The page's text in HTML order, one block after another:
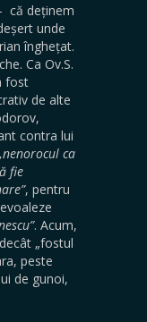
că deținem
unde
înghețat.
Ca Ov.S.
fost
de alte
contra lui
ca
fie
, pentru
. Acum,
„fostul
peste
de gunoi,